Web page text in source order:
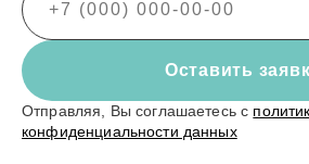
Оставить
Отправляя, Вы соглашаетесь с
конфиденциальности данных